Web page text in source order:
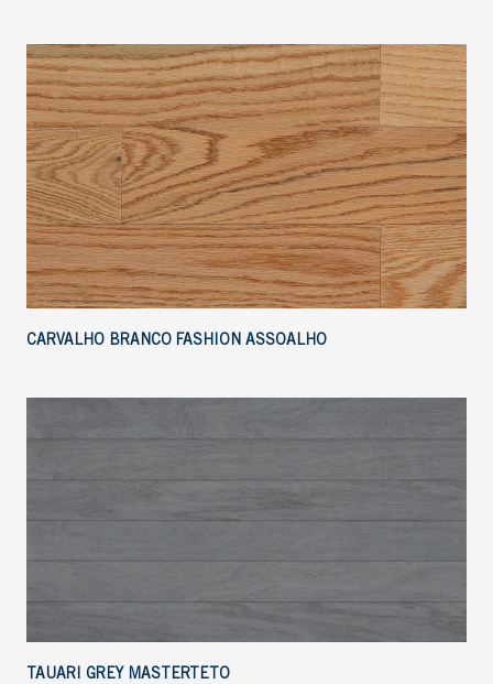
CARVALHO BRANCO FASHION ASSOALHO
TAUARI GREY MASTERTETO